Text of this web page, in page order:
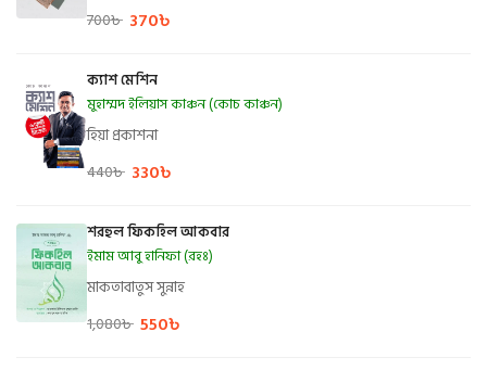
700৳ 370৳
ক্যাশ মেশিন
মুহাম্মদ ইলিয়াস কাঞ্চন (কোচ কাঞ্চন)
হিয়া প্রকাশনা
440৳ 330৳
শরহুল ফিকহিল আকবার
ইমাম আবু হানিফা (রহঃ)
মাকতাবাতুস সুন্নাহ
1,080৳ 550৳